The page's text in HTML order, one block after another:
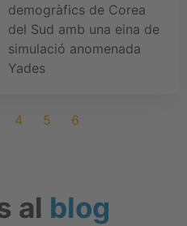
demogràfics de Corea
del Sud amb una eina de
simulació anomenada
Yades
4 5 6
al blog